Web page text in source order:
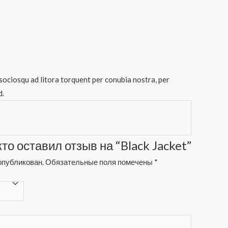
ad litora torquent per conubia nostra, per
оставил отзыв на “Black Jacket”
Обязательные поля помечены *